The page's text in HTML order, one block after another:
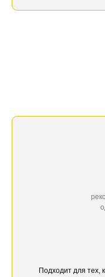
Подходит для тех,